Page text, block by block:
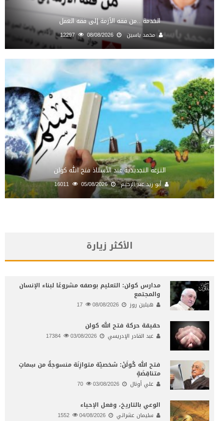
الخدمة ..من فقه الأزمة إلى فقه العمل
محمد ياسين 08/08/2026
12297
النـزعة التجديدية عند الأستاذ فتح الله كولن
أبو زيد عبد الرحيم 05/08/2026
16011
الأكثر زيارة
مدارس كولن: التعليم بوصفه مشروعًا لبناء الإنسان
والمجتمع
هيلين روز 08/08/2026
حقيقة حركة فتح الله كولن
عبد القادر الإدريسي 03/08/2026
فتح الله كُولَنْ: شخصيّة متوازِنَة منسوجةٌ من سِماتٍ
متناقِضَةٍ
علي أونال 03/08/2026
الوعي بالتاريخ، وفعل الإحياء
سليمان عشراتي 04/08/2026